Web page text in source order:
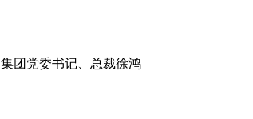
团党委书记、总裁徐鸿